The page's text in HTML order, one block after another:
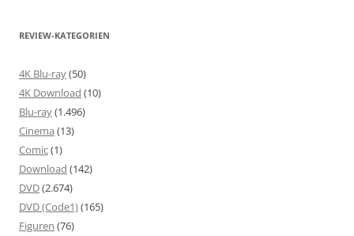
REVIEW-KATEGORIEN
4K Blu-ray(50)
4K Download (10)
Blu-ray(1.496)
Cinema (13)
Comic(1)
Download (142)
DVD(2.674)
DVD (Code1)(165)
Figuren (76)